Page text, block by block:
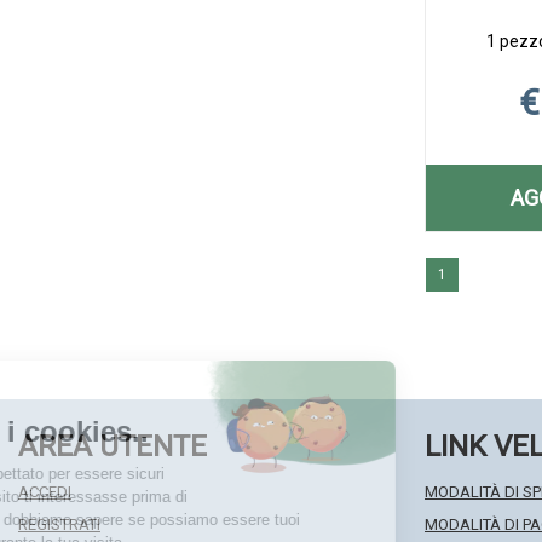
1
1
AREA UTENTE
ACCEDI
REGISTRATI
LINK
MODALITÀ DI
MODALITÀ DI